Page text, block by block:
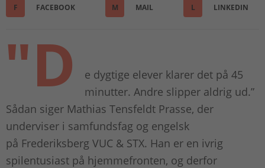
F FACEBOOK M MAIL L LINKEDIN
"D
e dygtige elever klarer det på 45
minutter. Andre slipper aldrig ud.”
Sådan siger Mathias Tensfeldt Prasse, der
underviser i samfundsfag og engelsk
på Frederiksberg VUC & STX. Han er en ivrig
spilentusiast på hjemmefronten, og derfor